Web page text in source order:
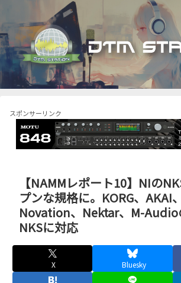
スポンサーリンク
【NAMMレポート10】NIの
プンな規格に。KORG、AKAI、
Novation、Nektar、M-Audio
NKSに対応
X Bluesky